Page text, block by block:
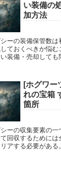
い装備の
加方法
ーの装備保管数
ておくべきか悩
装備・売却しても
[ホグワー
れの宝箱
箇所
ーの収集要素の一
回収するために
アする必要があ